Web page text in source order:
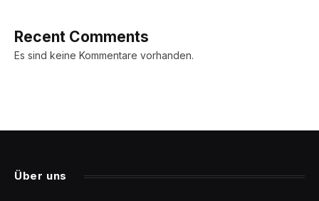
Recent Comments
Es sind keine Kommentare vorhanden.
Über uns